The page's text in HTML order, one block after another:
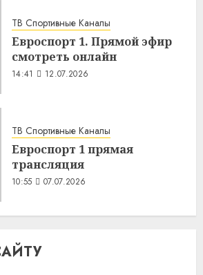
ТВ Спортивные Каналы
Евроспорт 1. Прямой эфир
смотреть онлайн
14:41 12.07.2026
ТВ Спортивные Каналы
Евроспорт 1 прямая
трансляция
10:55 07.07.2026